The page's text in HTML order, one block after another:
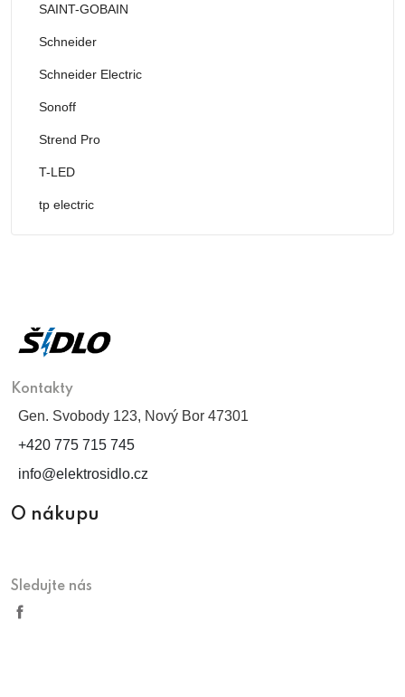
SAINT-GOBAIN
Schneider
Schneider Electric
Sonoff
Strend Pro
T-LED
tp electric
Kontakty
Gen. Svobody 123, Nový Bor 47301
+420 775 715 745
info@elektrosidlo.cz
O nákupu
Sledujte nás